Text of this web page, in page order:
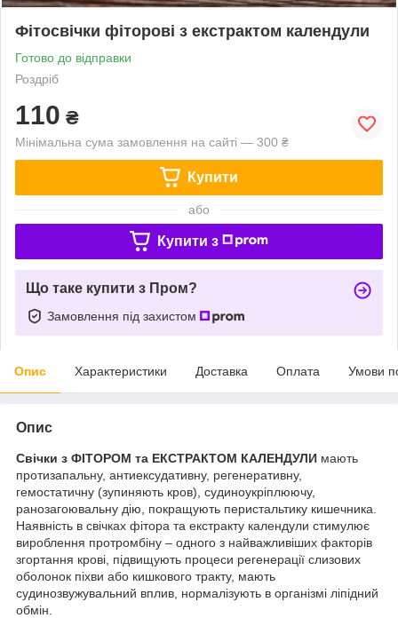
Фітосвічки фіторові з екстрактом календули
Готово до відправки
Роздріб
110 ₴
Мінімальна сума замовлення на сайті — 300 ₴
Купити
або
Купити з
Що таке купити з Пром?
Замовлення під захистом
Опис Характеристики Доставка Оплата Умови
Опис
Свічки з ФІТОРОМ та ЕКСТРАКТОМ КАЛЕНДУЛИ мають
протизапальну, антиексудативну, регенеративну,
гемостатичну (зупиняють кров), судиноукріплюючу,
ранозагоювальну дію, покращують перистальтику кишечника.
Наявність в свічках фітора та екстракту календули стимулює
вироблення протромбіну – одного з найважливіших факторів
згортання крові, підвищують процеси регенерації слизових
оболонок піхви або кишкового тракту, мають
судинозвужувальний вплив, нормалізують в організмі ліпідний
обмін.